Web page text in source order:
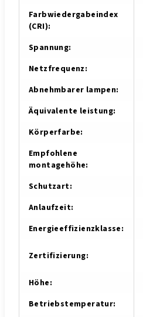
Farbwiedergabeindex
(CRI):
Spannung:
Netzfrequenz:
Abnehmbarer lampen:
Äquivalente leistung:
Körperfarbe:
Empfohlene
montagehöhe:
Schutzart:
Anlaufzeit:
Energieeffizienzklasse:
Zertifizierung:
Höhe:
Betriebstemperatur: